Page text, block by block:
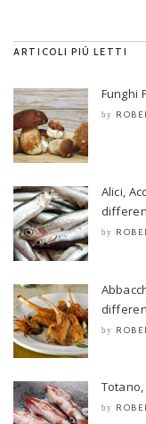
ARTICOLI PIÙ LETTI
Funghi
by
Alici,
by
by
by